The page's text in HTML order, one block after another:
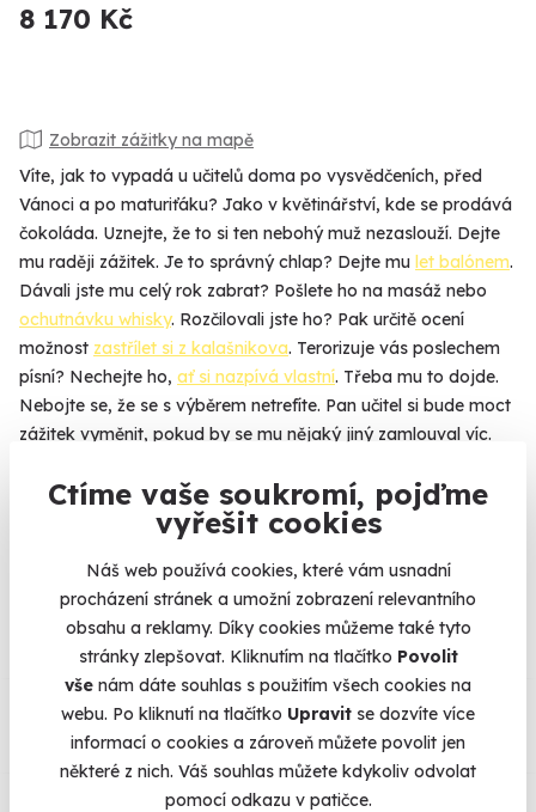
Ctíme vaše soukromí, pojďme
vyřešit cookies
Náš web používá cookies, které vám usnadní
procházení stránek a umožní zobrazení relevantního
obsahu a reklamy. Díky cookies můžeme také tyto
stránky zlepšovat. Kliknutím na tlačítko Povolit
vše nám dáte souhlas s použitím všech cookies na
webu. Po kliknutí na tlačítko Upravit se dozvíte více
informací o cookies a zároveň můžete povolit jen
některé z nich. Váš souhlas můžete kdykoliv odvolat
pomocí odkazu v patičce.
8 170 Kč
Zobrazit zážitky na mapě
Víte, jak to vypadá u učitelů doma po vysvědčeních, před
Vánoci a po maturiťáku? Jako v květinářství, kde se prodává
čokoláda. Uznejte, že to si ten nebohý muž nezaslouží. Dejte
mu raději zážitek. Je to správný chlap? Dejte mu let balónem.
Dávali jste mu celý rok zabrat? Pošlete ho na masáž nebo
ochutnávku whisky. Rozčilovali jste ho? Pak určitě ocení
možnost zastřílet si z kalašnikova. Terorizuje vás poslechem
písní? Nechejte ho, ať si nazpívá vlastní. Třeba mu to dojde.
Nebojte se, že se s výběrem netrefíte. Pan učitel si bude moct
zážitek vyměnit, pokud by se mu nějaký jiný zamlouval víc.
Naheureka.cz máme
96% spokojenost zákazníků.
Co si o nás myslí
Zobraz ohlasy